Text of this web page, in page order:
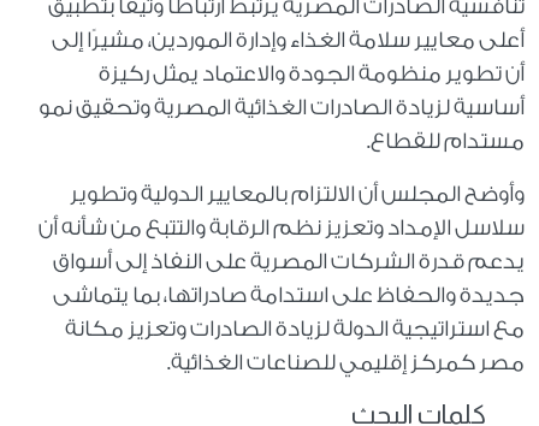
تنافسية الصادرات المصرية يرتبط ارتباطًا وثيقًا بتطبيق
أعلى معايير سلامة الغذاء وإدارة الموردين، مشيرًا إلى
أن تطوير منظومة الجودة والاعتماد يمثل ركيزة
أساسية لزيادة الصادرات الغذائية المصرية وتحقيق نمو
مستدام للقطاع.
وأوضح المجلس أن الالتزام بالمعايير الدولية وتطوير
سلاسل الإمداد وتعزيز نظم الرقابة والتتبع من شأنه أن
يدعم قدرة الشركات المصرية على النفاذ إلى أسواق
جديدة والحفاظ على استدامة صادراتها، بما يتماشى
مع استراتيجية الدولة لزيادة الصادرات وتعزيز مكانة
مصر كمركز إقليمي للصناعات الغذائية.
كلمات البحث